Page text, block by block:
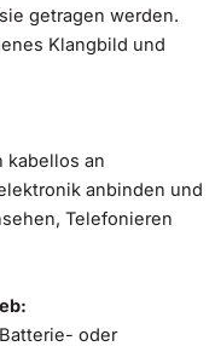
getragen werden.
Klangbild und
kabellos an
anbinden und
Telefonieren
oder